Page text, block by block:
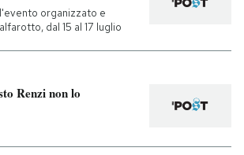
organizzato e
dal 15 al 17 luglio
Renzi non lo